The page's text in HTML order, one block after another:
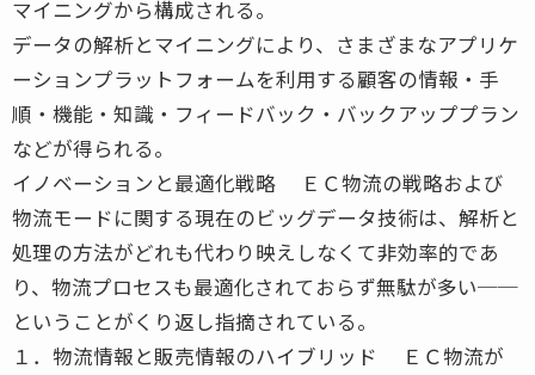
マイニングから構成される。
データの解析とマイニングにより、さまざまなアプリケ
ーションプラットフォームを利用する顧客の情報・手
順・機能・知識・フィードバック・バックアッププラン
などが得られる。
イノベーションと最適化戦略 ＥＣ物流の戦略および
物流モードに関する現在のビッグデータ技術は、解析と
処理の方法がどれも代わり映えしなくて非効率的であ
り、物流プロセスも最適化されておらず無駄が多い──
ということがくり返し指摘されている。
１．物流情報と販売情報のハイブリッド ＥＣ物流が